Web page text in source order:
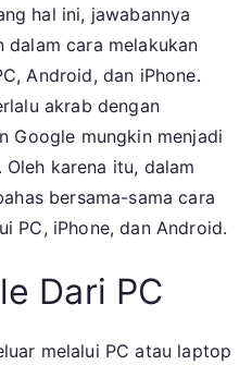
hal ini, jawabannya
dalam cara melakukan
Android, dan iPhone.
akrab dengan
Google mungkin menjadi
karena itu, dalam
bersama-sama cara
PC, iPhone, dan Android.
Dari PC
melalui PC atau laptop